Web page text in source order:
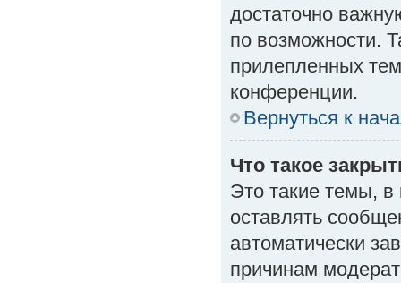
достаточно
по возможности.
прилепленных
конференции.
Вернуться к
Что такое
Это такие темы, в
оставлять
автоматически
причинам